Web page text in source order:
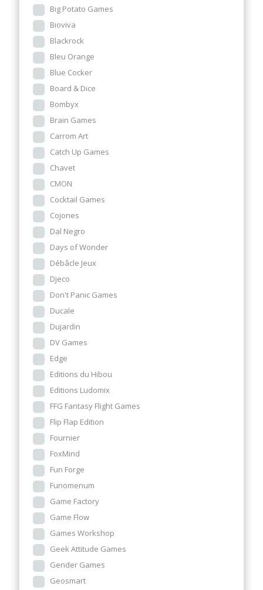
Big Potato Games
Bioviva
Blackrock
Bleu Orange
Blue Cocker
Board & Dice
Bombyx
Brain Games
Carrom Art
Catch Up Games
Chavet
CMON
Cocktail Games
Cojones
Dal Negro
Days of Wonder
Débâcle Jeux
Djeco
Don't Panic Games
Ducale
Dujardin
DV Games
Edge
Editions du Hibou
Editions Ludomix
FFG Fantasy Flight Games
Flip Flap Edition
Fournier
FoxMind
Fun Forge
Funomenum
Game Factory
Game Flow
Games Workshop
Geek Attitude Games
Gender Games
Geosmart